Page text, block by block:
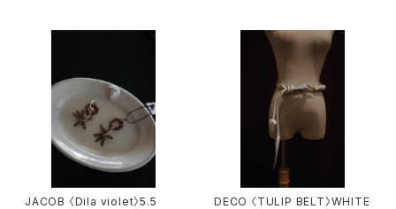
JACOB 〈Dila violet〉5.5 DECO 〈TULIP BELT〉WHITE